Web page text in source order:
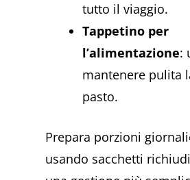
tutto il viaggio.
Tappetino per
l’alimentazione:
mantenere pulita
pasto.
Prepara porzioni
usando sacchetti